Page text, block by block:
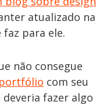
atualizado na
faz para ele.
não consegue
com seu
fazer algo